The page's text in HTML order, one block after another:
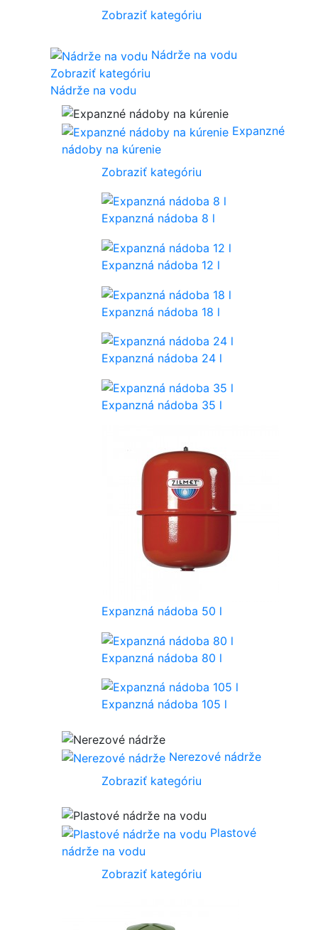
Zobraziť kategóriu
Nádrže na vodu
Zobraziť kategóriu
Nádrže na vodu
Expanzné
nádoby na kúrenie
Zobraziť kategóriu
Expanzná nádoba 8 l
Expanzná nádoba 12 l
Expanzná nádoba 18 l
Expanzná nádoba 24 l
Expanzná nádoba 35 l
Expanzná nádoba 50 l
Expanzná nádoba 80 l
Expanzná nádoba 105 l
Nerezové nádrže
Zobraziť kategóriu
Plastové
nádrže na vodu
Zobraziť kategóriu